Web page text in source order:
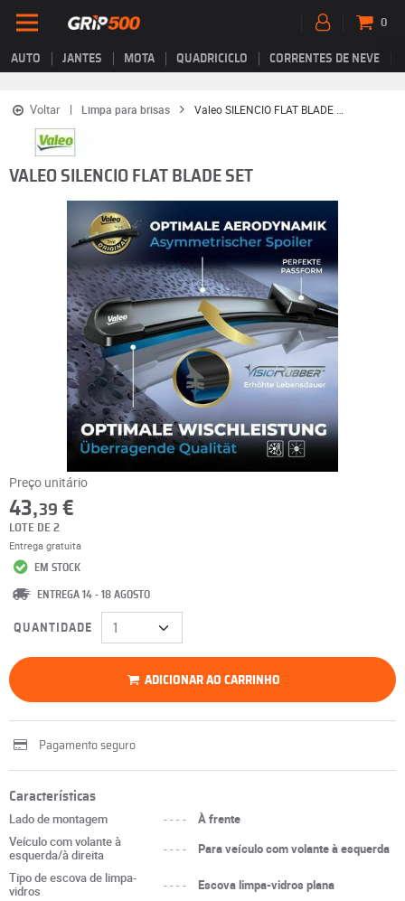
AUTO JANTES MOTA QUADRICICLO CORRENTES DE NEVE
0
Voltar Limpa para brisas
VALEO SILENCIO FLAT BLADE SET
Preço unitário
43,39 €
LOTE DE 2
Entrega gratuita
EM STOCK
ENTREGA 14 - 18 AGOSTO
QUANTIDADE
ADICIONAR AO CARRINHO
Pagamento seguro
Características
Lado de montagem ----
À frente
Veículo com volante à
esquerda/à direita
----
Para veículo com volante à esquerda
Tipo de escova de limpa-
vidros
----
Escova limpa-vidros plana